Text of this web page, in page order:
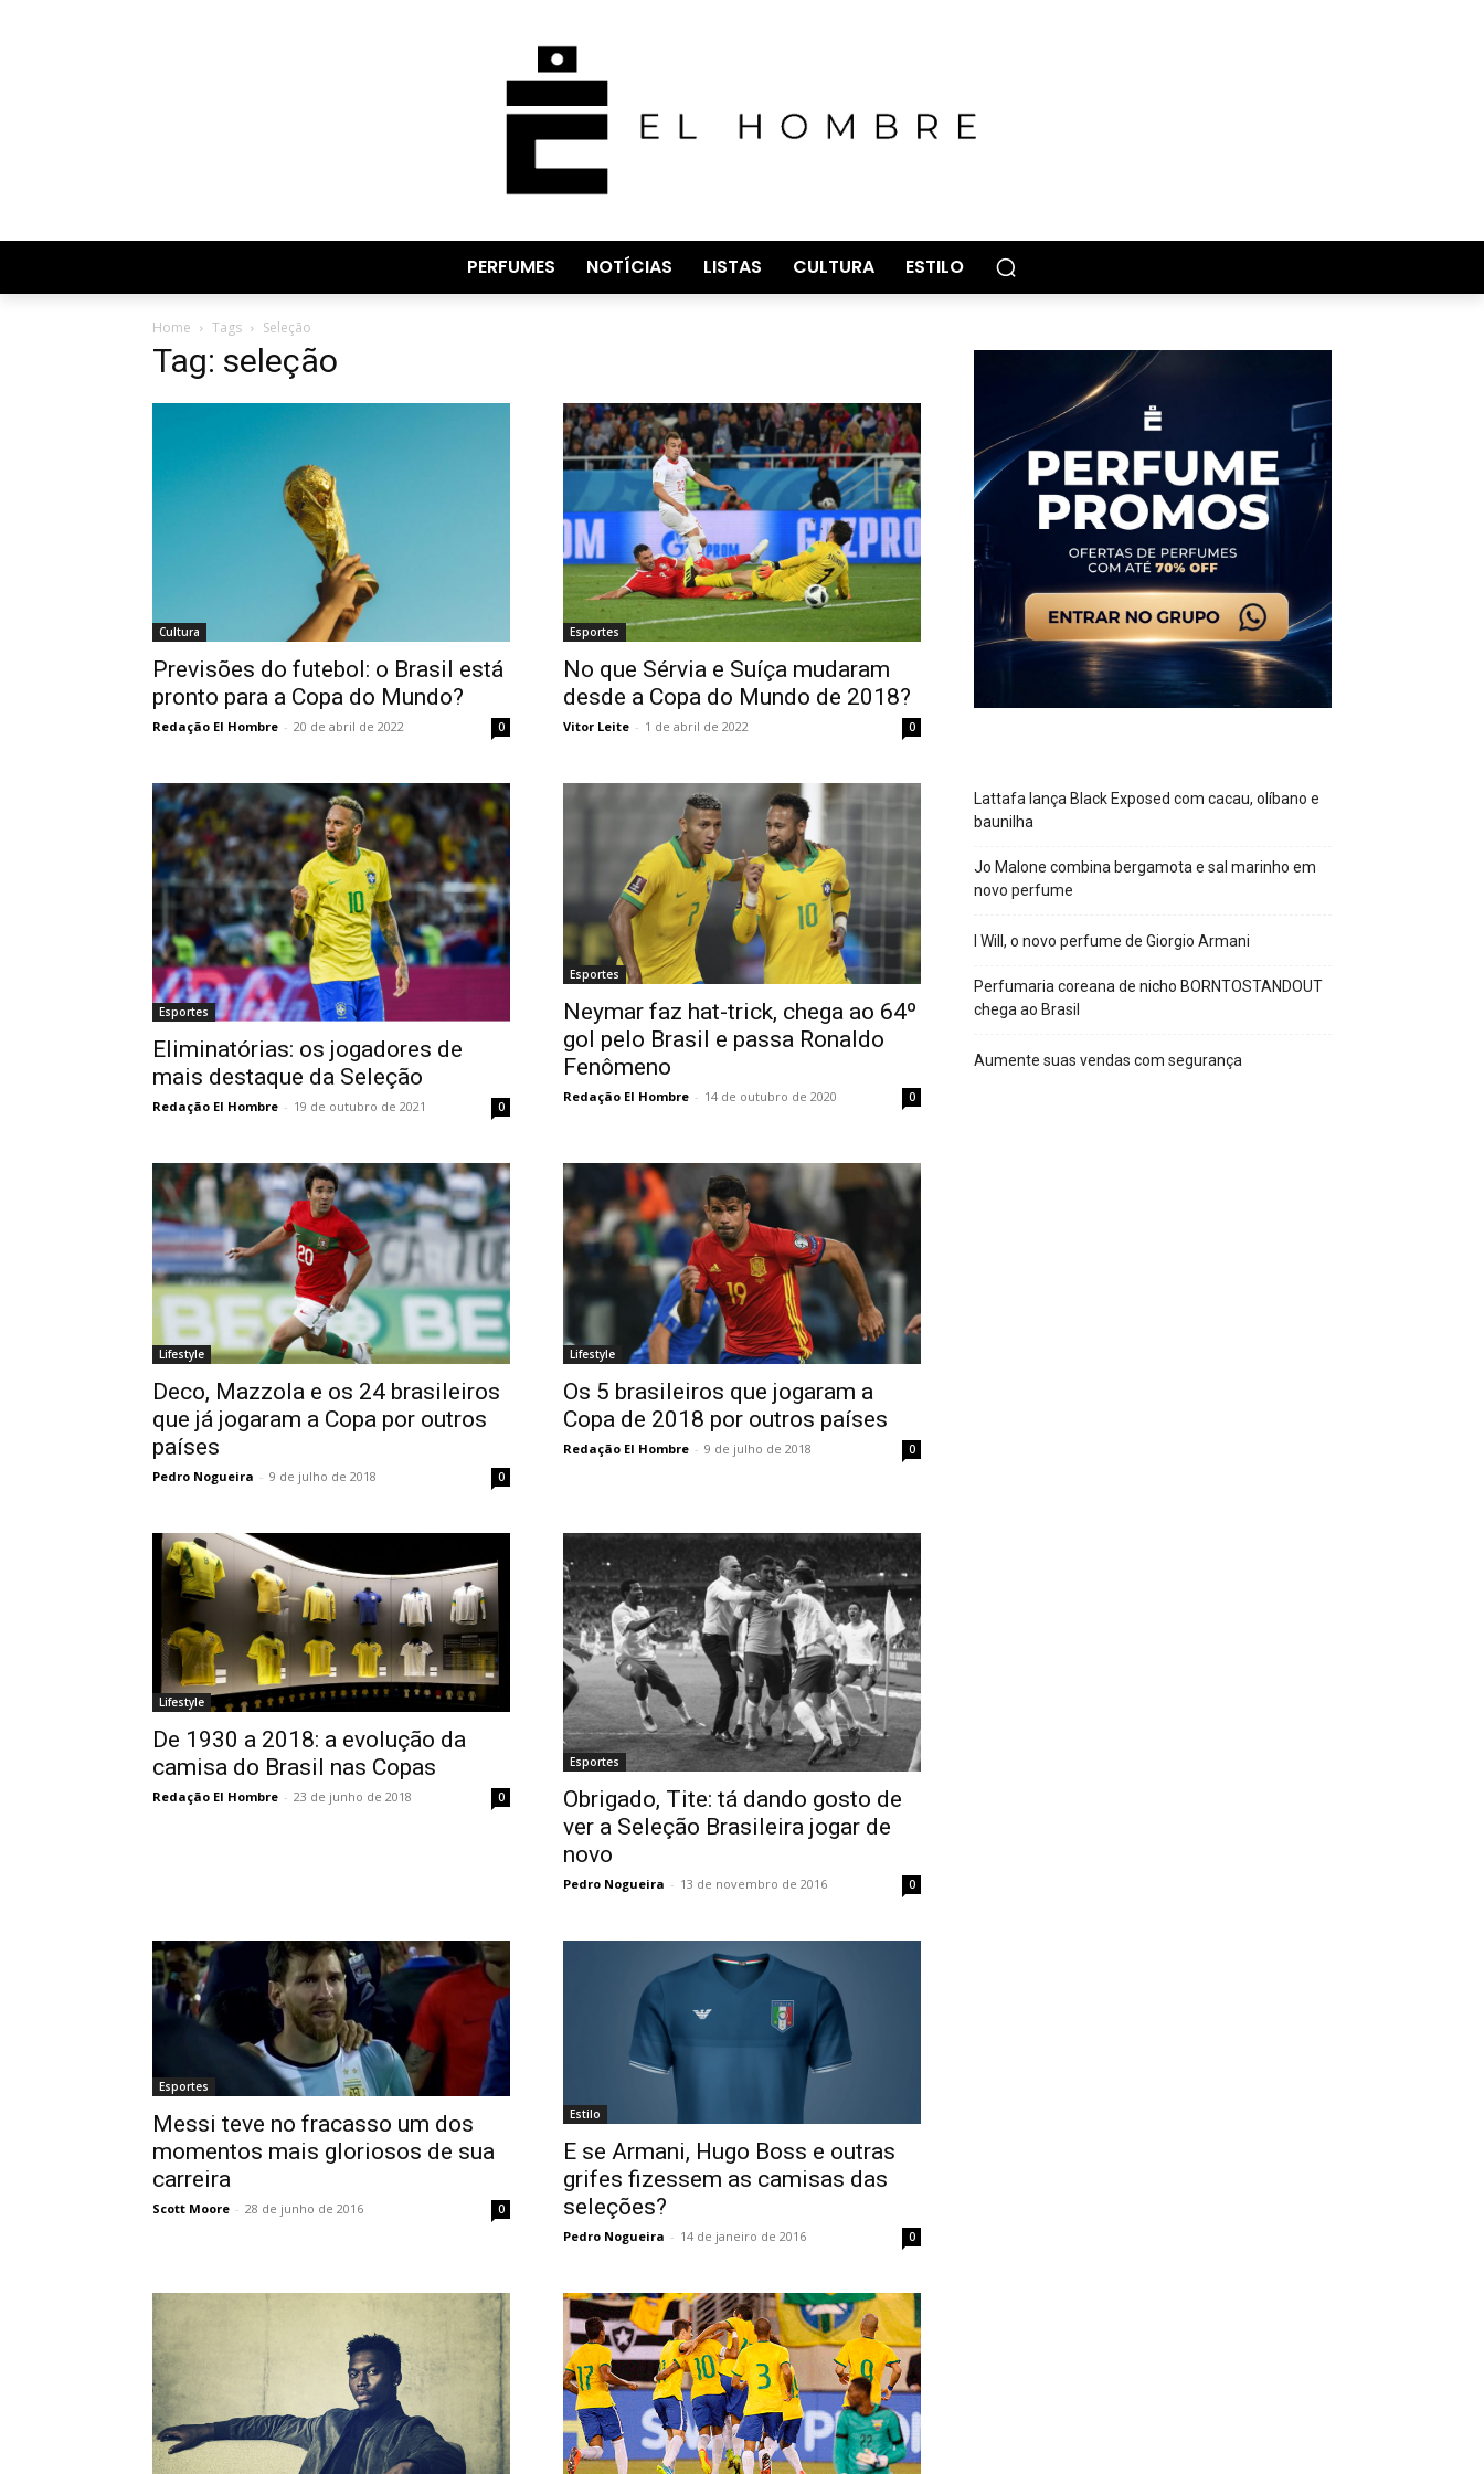
PERFUMES NOTÍCIAS LISTAS CULTURA ESTILO
Home Tags Seleção
Tag: seleção
Cultura
Previsões do futebol: o Brasil está
pronto para a Copa do Mundo?
Redação El Hombre - 20 de abril de 2022 0
Esportes
No que Sérvia e Suíça mudaram
desde a Copa do Mundo de 2018?
Vitor Leite - 1 de abril de 2022 0
Esportes
Eliminatórias: os jogadores de
mais destaque da Seleção
Redação El Hombre - 19 de outubro de 2021 0
Esportes
Neymar faz hat-trick, chega ao 64º
gol pelo Brasil e passa Ronaldo
Fenômeno
Redação El Hombre - 14 de outubro de 2020 0
Lifestyle
Deco, Mazzola e os 24 brasileiros
que já jogaram a Copa por outros
países
Pedro Nogueira - 9 de julho de 2018 0
Lifestyle
Os 5 brasileiros que jogaram a
Copa de 2018 por outros países
Redação El Hombre - 9 de julho de 2018 0
Lifestyle
De 1930 a 2018: a evolução da
camisa do Brasil nas Copas
Redação El Hombre - 23 de junho de 2018 0
Esportes
Obrigado, Tite: tá dando gosto de
ver a Seleção Brasileira jogar de
novo
Pedro Nogueira - 13 de novembro de 2016 0
Esportes
Messi teve no fracasso um dos
momentos mais gloriosos de sua
carreira
Scott Moore - 28 de junho de 2016 0
Estilo
E se Armani, Hugo Boss e outras
grifes fizessem as camisas das
seleções?
Pedro Nogueira - 14 de janeiro de 2016 0
Lattafa lança Black Exposed com cacau, olíbano e
baunilha
Jo Malone combina bergamota e sal marinho em
novo perfume
I Will, o novo perfume de Giorgio Armani
Perfumaria coreana de nicho BORNTOSTANDOUT
chega ao Brasil
Aumente suas vendas com segurança